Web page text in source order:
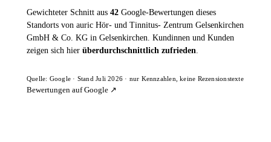
Gewichteter Schnitt aus 42 Google-Bewertungen dieses
Standorts von auric Hör- und Tinnitus- Zentrum Gelsenkirchen
GmbH & Co. KG in Gelsenkirchen. Kundinnen und Kunden
zeigen sich hier überdurchschnittlich zufrieden.
Quelle: Google · Stand Juli 2026 · nur Kennzahlen, keine Rezensionstexte
Bewertungen auf Google ↗